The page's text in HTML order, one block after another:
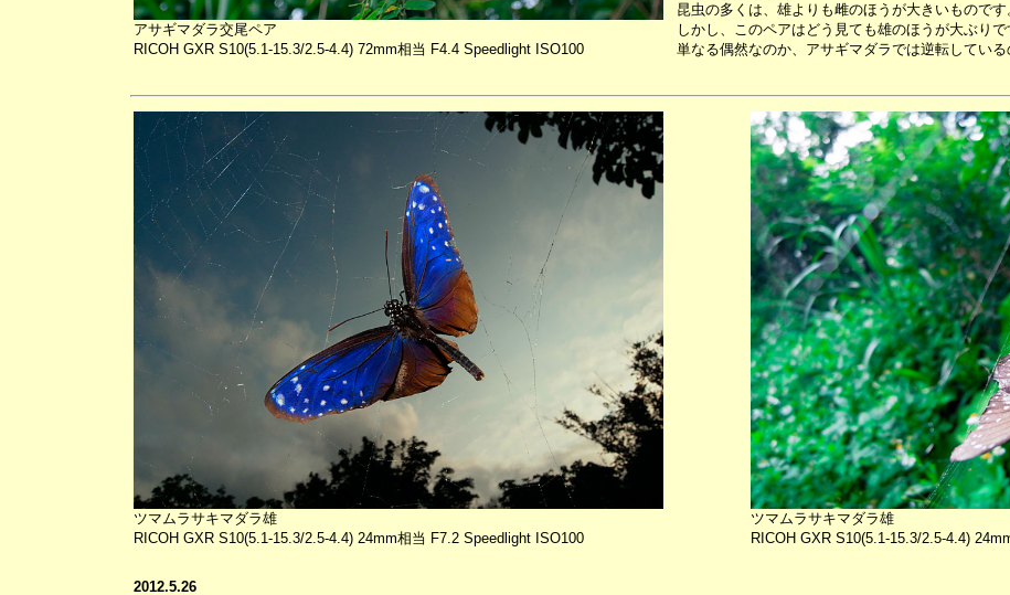
アサギマダラ交尾ペア
RICOH GXR S10(5.1-15.3/2.5-4.4) 72mm相当 F4.4 Speedlight ISO100
昆虫の多くは、雄よりも雌のほうが大きいものです
しかし、このペアはどう見ても雄のほうが大ぶりで
単なる偶然なのか、アサギマダラでは逆転している
ツマムラサキマダラ雄
RICOH GXR S10(5.1-15.3/2.5-4.4) 24mm相当 F7.2 Speedlight ISO100
ツマムラサキマダラ雄
RICOH GXR S10(5.1-15.3/2.5-4.4)
2012.5.26